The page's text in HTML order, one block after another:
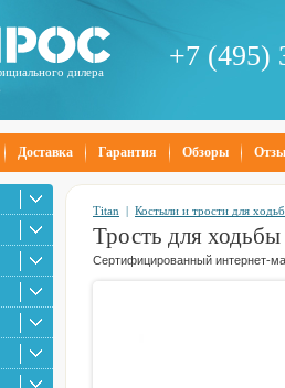
дилера
+7 (495)
Доставка Гарантия Обзоры
Titan | Костыли и трости для
Трость для
Сертифицированный интернет-